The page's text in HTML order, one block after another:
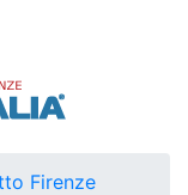
Firenze